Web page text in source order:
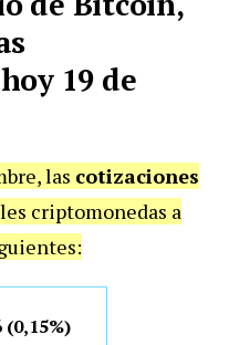
19 de
las cotizaciones
criptomonedas a
(0,15%)